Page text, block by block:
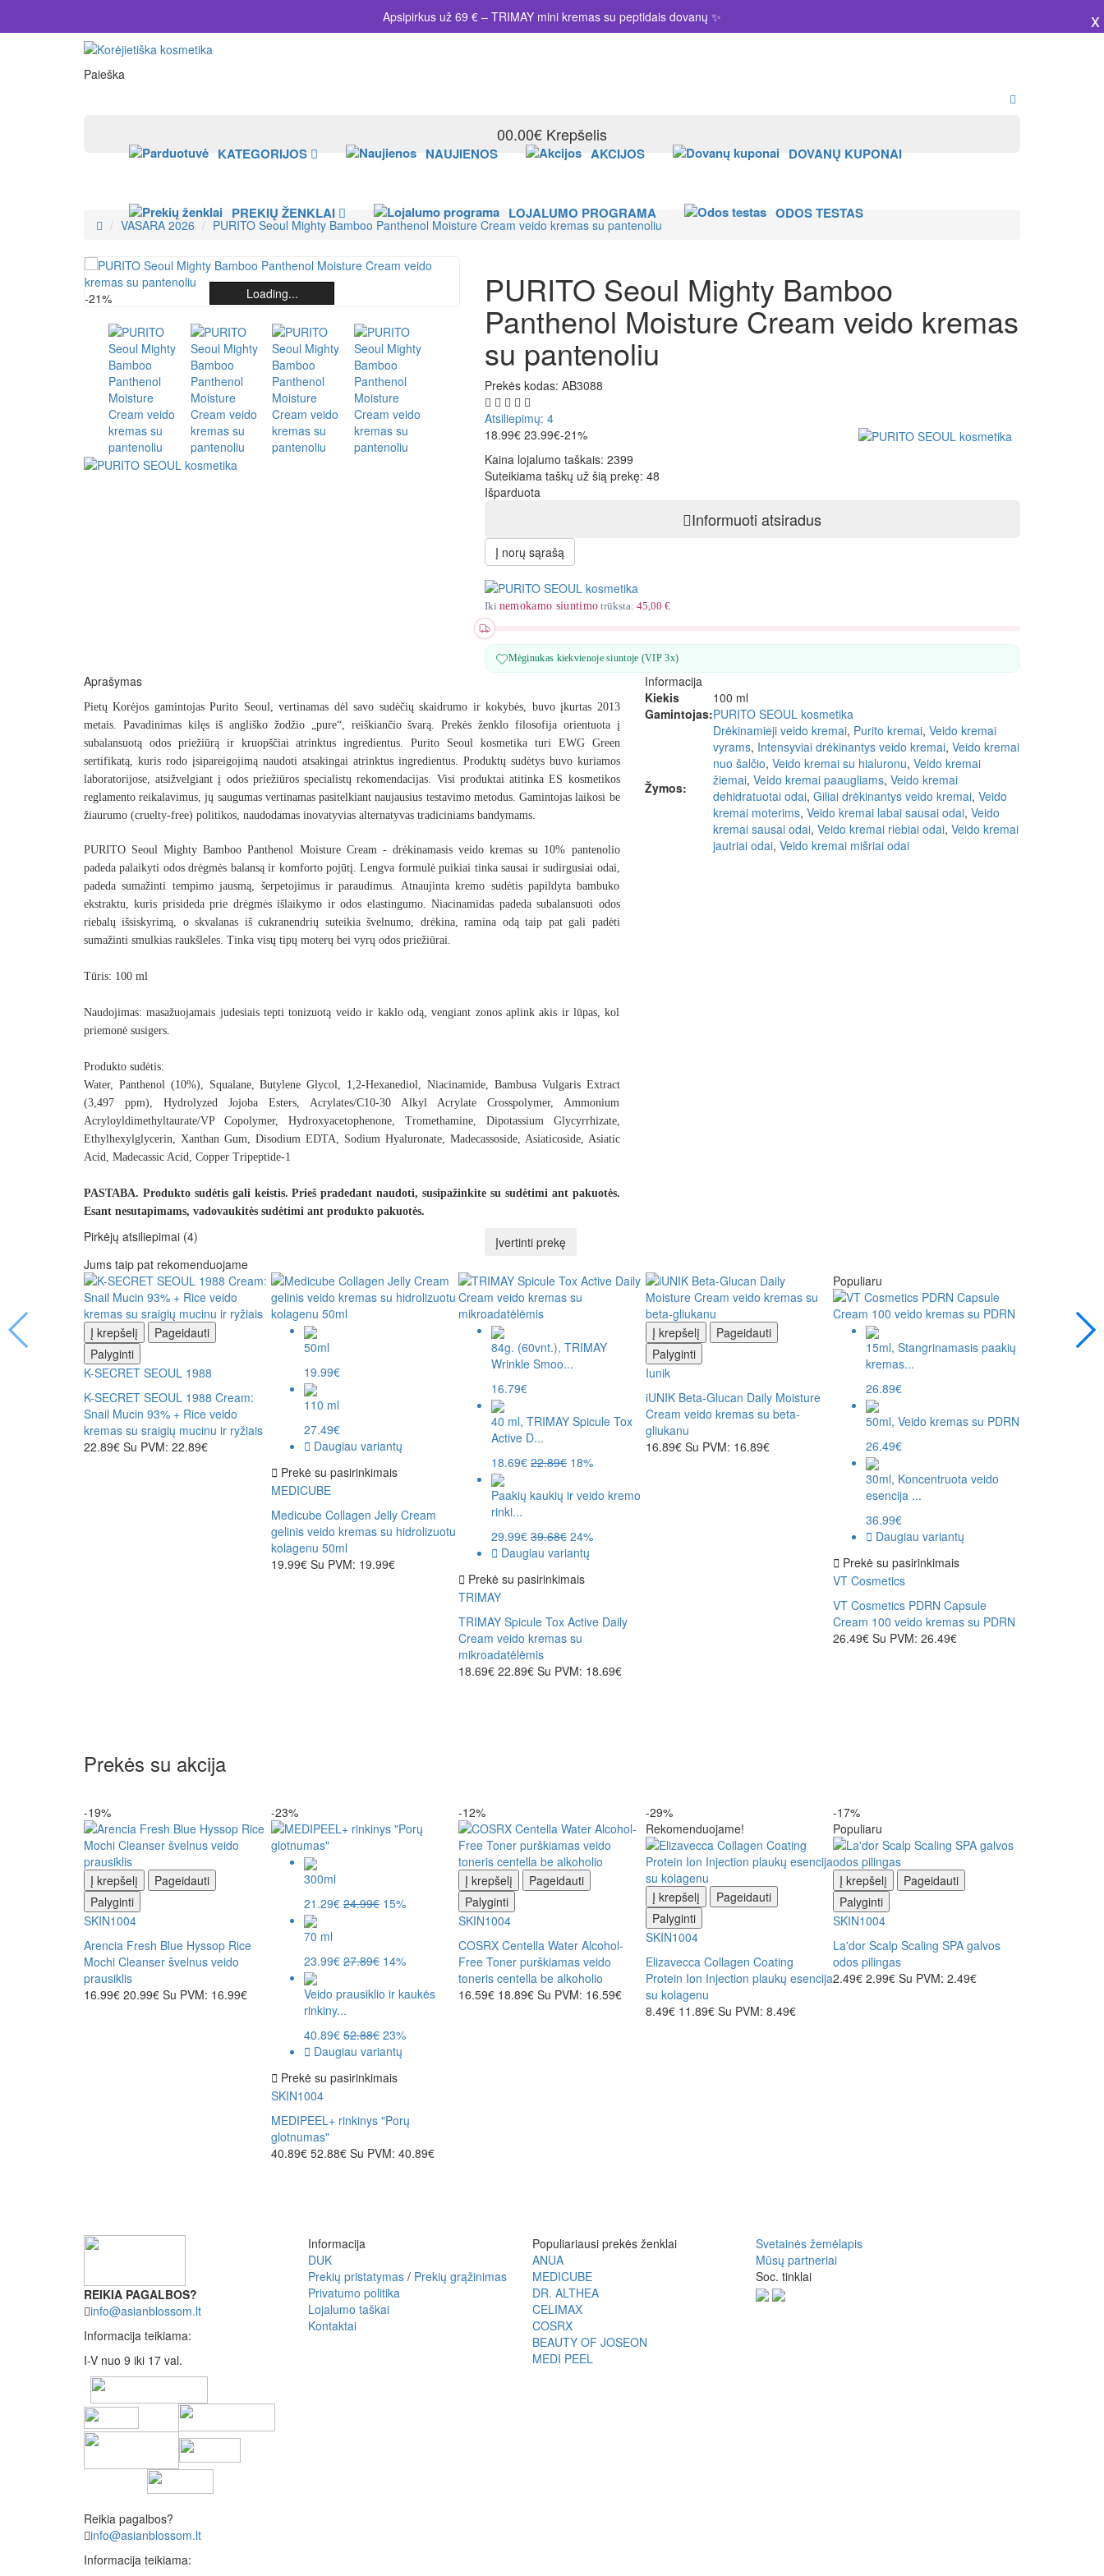
Apsipirkus už 69 € – TRIMAY mini kremas su peptidais dovanų ✨ x
Paieška
00.00€ Krepšelis
KATEGORIJOS NAUJIENOS AKCIJOS DOVANŲ KUPONAI
PREKIŲ ŽENKLAI LOJALUMO PROGRAMA ODOS TESTAS
VASARA 2026 PURITO Seoul Mighty Bamboo Panthenol Moisture Cream veido kremas su pantenoliu
Loading...
Loading...
Loading...
Loading...
Loading...
Loading...
-21% PURITO Seoul Mighty Bamboo
Panthenol Moisture Cream veido kremas
su pantenoliu
Prekės kodas: AB3088
Atsiliepimų: 4
18.99€ 23.99€-21%
Kaina lojalumo taškais: 2399
Suteikiama taškų už šią prekę: 48
Išparduota
Informuoti atsiradus
Į norų sąrašą
Iki nemokamo siuntimo trūksta:45,00 €
Mėginukas kiekvienoje siuntoje (VIP 3x)
Aprašymas
Pietų Korėjos gamintojasPurito Seoul, vertinamas dėl savo sudėčių skaidrumo ir kokybės, buvo įkurtas 2013
metais. Pavadinimas kilęs iš angliško žodžio „pure“, reiškiančio švarą. Prekės ženklo filosofija orientuota į
subalansuotą odos priežiūrą ir kruopščiai atrinktus ingredientus. Purito Seoul kosmetika turi EWG Green
sertifikatą, kuris rodo įsipareigojimą naudoti atsakingai atrinktus ingredientus. Produktų sudėtys buvo kuriamos
laboratorijose, atsižvelgiant į odos priežiūros specialistų rekomendacijas. Visi produktai atitinka ES kosmetikos
reglamento reikalavimus, jų saugumas vertinamas pasitelkiant naujausius testavimo metodus. Gamintojas laikosi be
žiaurumo (cruelty-free) politikos, naudodamas inovatyvias alternatyvas tradiciniams bandymams.
PURITO Seoul Mighty Bamboo Panthenol Moisture Cream - drėkinamasis veido kremas su 10% pantenolio
padeda palaikyti odos drėgmės balansą ir komforto pojūtį. Lengva formulė puikiai tinka sausai ir sudirgusiai odai,
padeda sumažinti tempimo jausmą, šerpetojimus ir paraudimus. Atnaujinta kremo sudėtis papildyta bambuko
ekstraktu, kuris prisideda prie drėgmės išlaikymo ir odos elastingumo. Niacinamidas padeda subalansuoti odos
riebalų išsiskyrimą, o skvalanas iš cukranendrių suteikia švelnumo, drėkina, ramina odą taip pat gali padėti
sumažinti smulkias raukšleles. Tinka visų tipų moterų bei vyrų odos priežiūrai.
Tūris: 100 ml
Naudojimas: masažuojamais judesiais tepti tonizuotą veido ir kaklo odą, vengiant zonos aplink akis ir lūpas, kol
priemonė susigers.
Produkto sudėtis:
Water, Panthenol (10%), Squalane, Butylene Glycol, 1,2-Hexanediol, Niacinamide, Bambusa Vulgaris Extract
(3,497 ppm), Hydrolyzed Jojoba Esters, Acrylates/C10-30 Alkyl Acrylate Crosspolymer, Ammonium
Acryloyldimethyltaurate/VP Copolymer, Hydroxyacetophenone, Tromethamine, Dipotassium Glycyrrhizate,
Ethylhexylglycerin, Xanthan Gum, Disodium EDTA, Sodium Hyaluronate, Madecassoside, Asiaticoside, Asiatic
Acid, Madecassic Acid, Copper Tripeptide-1
PASTABA. Produkto sudėtis gali keistis. Prieš pradedant naudoti, susipažinkite su sudėtimi ant pakuotės.
Esant nesutapimams, vadovaukitės sudėtimi ant produkto pakuotės.
Informacija
Kiekis
100 ml
Gamintojas:PURITO SEOUL kosmetika
Žymos:
Drėkinamieji veido kremai, Purito kremai, Veido kremai
vyrams, Intensyviai drėkinantys veido kremai, Veido kremai
nuo šalčio, Veido kremai su hialuronu, Veido kremai
žiemai, Veido kremai paaugliams, Veido kremai
dehidratuotai odai, Giliai drėkinantys veido kremai, Veido
kremai moterims, Veido kremai labai sausai odai, Veido
kremai sausai odai, Veido kremai riebiai odai, Veido kremai
jautriai odai, Veido kremai mišriai odai
Pirkėjų atsiliepimai (4)
Įvertinti prekę
Jums taip pat rekomenduojame
Į krepšelį
Pageidauti
Palyginti
K-SECRET SEOUL 1988
K-SECRET SEOUL 1988 Cream:
Snail Mucin 93% + Rice veido
kremas su sraigių mucinu ir ryžiais
22.89€ Su PVM: 22.89€
50ml
19.99€
110 ml
27.49€
Daugiau variantų
Prekė su pasirinkimais
MEDICUBE
Medicube Collagen Jelly Cream
gelinis veido kremas su hidrolizuotu
kolagenu 50ml
19.99€ Su PVM: 19.99€
84g. (60vnt.), TRIMAY
Wrinkle Smoo...
16.79€
40 ml, TRIMAY Spicule Tox
Active D...
18.69€ 22.89€ 18%
Paakių kaukių ir veido kremo
rinki...
29.99€ 39.68€ 24%
Daugiau variantų
Prekė su pasirinkimais
TRIMAY
TRIMAY Spicule Tox Active Daily
Cream veido kremas su
mikroadatėlėmis
18.69€ 22.89€ Su PVM: 18.69€
Į krepšelį
Pageidauti
Palyginti
Iunik
iUNIK Beta-Glucan Daily Moisture
Cream veido kremas su beta-
gliukanu
16.89€ Su PVM: 16.89€
Populiaru
15ml, Stangrinamasis paakių
kremas...
26.89€
50ml, Veido kremas su PDRN
26.49€
30ml, Koncentruota veido
esencija ...
36.99€
Daugiau variantų
Prekė su pasirinkimais
VT Cosmetics
VT Cosmetics PDRN Capsule
Cream 100 veido kremas su PDRN
26.49€ Su PVM: 26.49€
Prekės su akcija
-19%
Į krepšelį
Pageidauti
Palyginti
SKIN1004
Arencia Fresh Blue Hyssop Rice
Mochi Cleanser švelnus veido
prausiklis
16.99€ 20.99€ Su PVM: 16.99€
-23%
300ml
21.29€ 24.99€ 15%
70 ml
23.99€ 27.89€ 14%
Veido prausiklio ir kaukės
rinkiny...
40.89€ 52.88€ 23%
Daugiau variantų
Prekė su pasirinkimais
SKIN1004
MEDIPEEL+ rinkinys "Porų
glotnumas"
40.89€ 52.88€ Su PVM: 40.89€
-12%
Į krepšelį
Pageidauti
Palyginti
SKIN1004
COSRX Centella Water Alcohol-
Free Toner purškiamas veido
toneris centella be alkoholio
16.59€ 18.89€ Su PVM: 16.59€
-29%
Rekomenduojame!
Į krepšelį
Pageidauti
Palyginti
SKIN1004
Elizavecca Collagen Coating
Protein Ion Injection plaukų esencija
su kolagenu
8.49€ 11.89€ Su PVM: 8.49€
-17%
Populiaru
Į krepšelį
Pageidauti
Palyginti
SKIN1004
La'dor Scalp Scaling SPA galvos
odos pilingas
2.49€ 2.99€ Su PVM: 2.49€
REIKIA PAGALBOS?
info@asianblossom.lt
Informacija teikiama:
I-V nuo 9 iki 17 val.
Reikia pagalbos?
info@asianblossom.lt
Informacija teikiama:
Informacija
DUK
Prekių pristatymas/ Prekių grąžinimas
Privatumo politika
Lojalumo taškai
Kontaktai
Populiariausi prekės ženklai
ANUA
MEDICUBE
DR. ALTHEA
CELIMAX
COSRX
BEAUTY OF JOSEON
MEDI PEEL
Svetainės žemėlapis
Mūsų partneriai
Soc. tinklai